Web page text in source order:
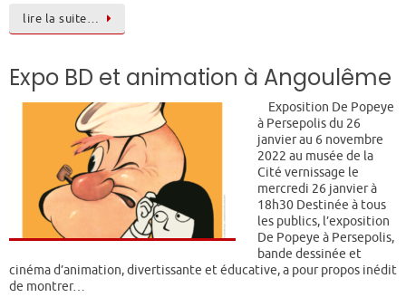
lire la suite…
Expo BD et animation à Angoulême
Exposition De Popeye
à Persepolis du 26
janvier au 6 novembre
2022 au musée de la
Cité vernissage le
mercredi 26 janvier à
18h30 Destinée à tous
les publics, l’exposition
De Popeye à Persepolis,
bande dessinée et
cinéma d’animation, divertissante et éducative, a pour propos inédit
de montrer…